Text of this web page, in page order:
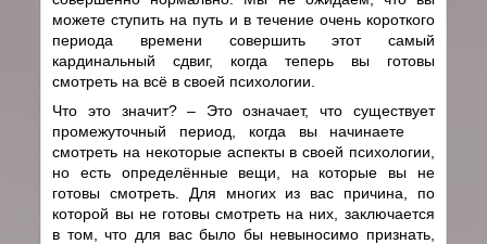
можете ступить на путь и в течение очень короткого
периода времени совершить этот самый
кардинальный сдвиг, когда теперь вы готовы
смотреть на всё в своей психологии.
Что это значит? – Это означает, что существует
промежуточный период, когда вы начинаете
смотреть на некоторые аспекты в своей психологии,
но есть определённые вещи, на которые вы не
готовы смотреть. Для многих из вас причина, по
которой вы не готовы смотреть на них, заключается
в том, что для вас было бы невыносимо признать,